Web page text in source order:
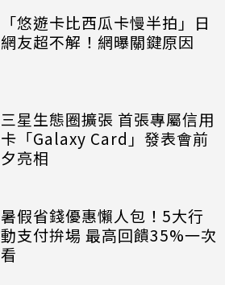
「悠遊卡比西瓜卡慢半拍」日
網友超不解！網曝關鍵原因
三星生態圈擴張 首張專屬信用
卡「Galaxy Card」發表會前
夕亮相
暑假省錢優惠懶人包！5大行
動支付拚場 最高回饋35%一次
看